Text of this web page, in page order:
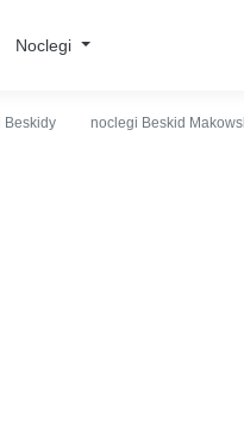
Noclegi
Udogodnienia
noclegi Beskid Makowski